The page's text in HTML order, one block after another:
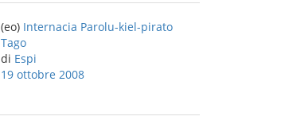
(eo) Internacia Parolu-kiel-pirato
Tago
di Espi
19 ottobre 2008